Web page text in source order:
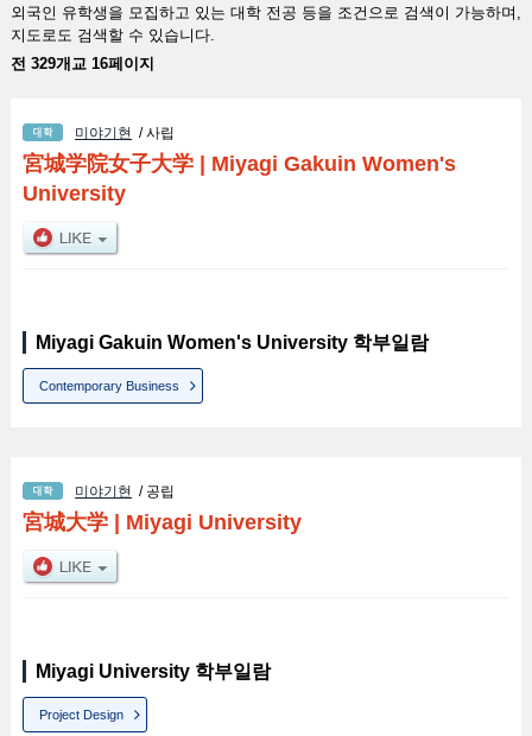
외국인 유학생을 모집하고 있는 대학 전공 등을 조건으로 검색이 가능하며,
지도로도 검색할 수 있습니다.
전 329개교 16페이지
미야기현 / 사립
宮城学院女子大学| Miyagi Gakuin Women's
University
Miyagi Gakuin Women's University 학부일람
Contemporary Business
미야기현 / 공립
宮城大学| Miyagi University
Miyagi University 학부일람
Project Design